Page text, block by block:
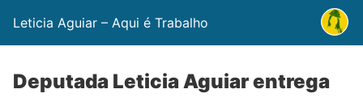
Leticia Aguiar – Aqui é Trabalho
Deputada Leticia Aguiar entrega